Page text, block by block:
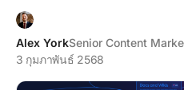
Alex YorkSenior Content
3 กุมภาพันธ์ 2568